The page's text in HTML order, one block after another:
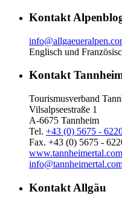
Kontakt
Englisch und
Kontakt
Tourismusverband
Vilsalpseestraße 1
A-6675 Tannheim
Tel. +43 (0) 5675 -
Fax. +43 (0) 5675 -
www.tannheimertal.com
Kontakt Allgäu